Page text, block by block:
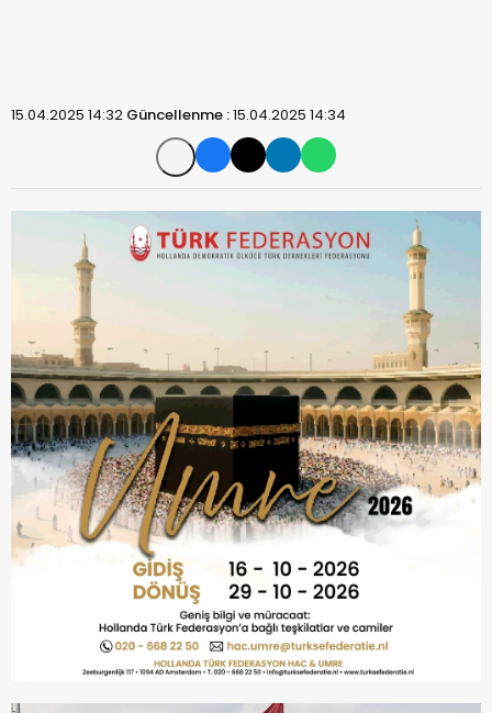
15.04.2025 14:32 Güncellenme :15.04.2025 14:34